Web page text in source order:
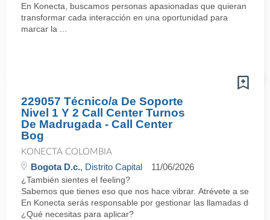
En Konecta, buscamos personas apasionadas que quieran
transformar cada interacción en una oportunidad para
marcar la ...
229057 Técnico/a De Soporte
Nivel 1 Y 2 Call Center Turnos
De Madrugada - Call Center
Bog
KONECTA COLOMBIA
Bogota D.c., Distrito Capital 11/06/2026
¿También sientes el feeling?
Sabemos que tienes eso que nos hace vibrar. Atrévete a ser
En Konecta serás responsable por gestionar las llamadas de
¿Qué necesitas para aplicar?